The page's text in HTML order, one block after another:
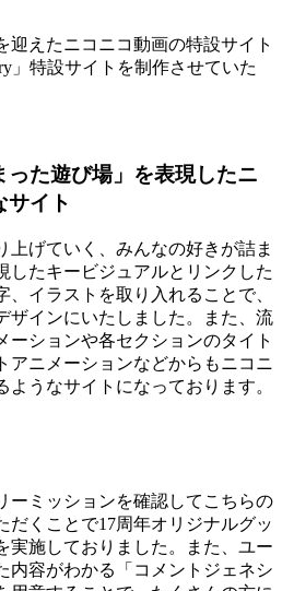
迎えたニコニコ動画の特設サイト
」特設サイトを制作させていた
った遊び場」を表現したニ
サイト
上げていく、みんなの好きが詰ま
したキービジュアルとリンクした
イラストを取り入れることで、
ザインにいたしました。また、流
ーションや各セクションのタイト
アニメーションなどからもニコニ
ようなサイトになっております。
ーミッションを確認してこちらの
だくことで17周年オリジナルグッ
実施しておりました。また、ユー
内容がわかる「コメントジェネシ